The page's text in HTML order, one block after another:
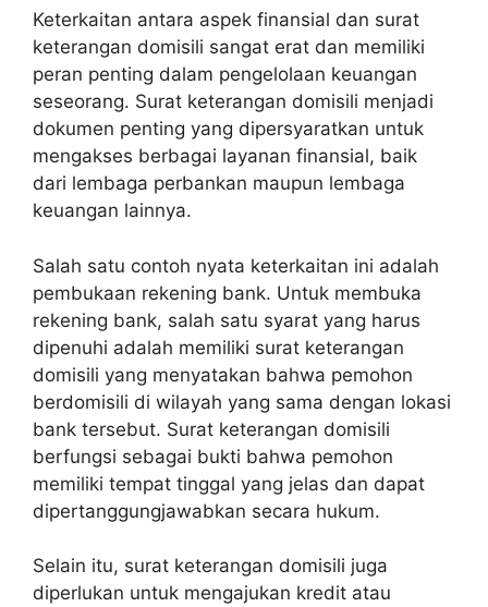
Keterkaitan antara aspek finansial dan surat
keterangan domisili sangat erat dan memiliki
peran penting dalam pengelolaan keuangan
seseorang. Surat keterangan domisili menjadi
dokumen penting yang dipersyaratkan untuk
mengakses berbagai layanan finansial, baik
dari lembaga perbankan maupun lembaga
keuangan lainnya.
Salah satu contoh nyata keterkaitan ini adalah
pembukaan rekening bank. Untuk membuka
rekening bank, salah satu syarat yang harus
dipenuhi adalah memiliki surat keterangan
domisili yang menyatakan bahwa pemohon
berdomisili di wilayah yang sama dengan lokasi
bank tersebut. Surat keterangan domisili
berfungsi sebagai bukti bahwa pemohon
memiliki tempat tinggal yang jelas dan dapat
dipertanggungjawabkan secara hukum.
Selain itu, surat keterangan domisili juga
diperlukan untuk mengajukan kredit atau